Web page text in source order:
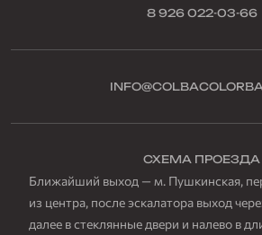
8 926 022-03-66
СХЕМА ПРОЕЗДА
Ближайший выход — м. Пушкинская,
из центра, после эскалатора выход
далее в стеклянные двери и налево в